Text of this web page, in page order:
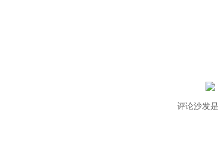
评论沙发